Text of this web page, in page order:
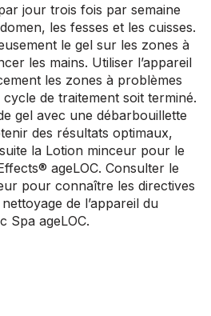
jour trois fois par semaine
les fesses et les cuisses.
le gel sur les zones à
les mains. Utiliser l’appareil
les zones à problèmes
cycle de traitement soit terminé.
gel avec une débarbouillette
des résultats optimaux,
la Lotion minceur pour le
ageLOC. Consulter le
pour connaître les directives
de l’appareil du
Spa ageLOC.